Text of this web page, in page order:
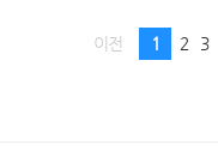
이전 1 2 3